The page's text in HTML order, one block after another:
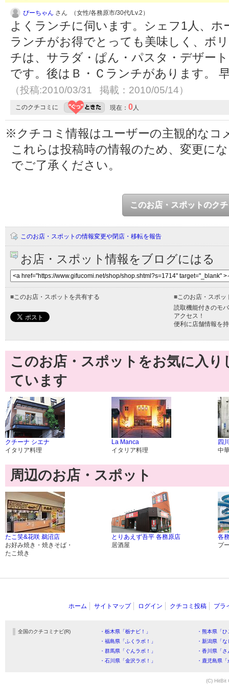
ぴーちゃん さん （女性/各務原市/30代/Lv.2）
よくランチに伺います。シェフ1人、
ランチがお得でとっても美味しく、ボ
チは、サラダ・ぱん・パスタ・デザー
です。後はＢ・Ｃランチがあります。
（投稿:2010/03/31 掲載：2010/05/14）
このクチコミに 現在： 0人
※クチコミ情報はユーザーの主観的なコ
これらは投稿時の情報のため、変更に
でご了承ください。
このお店・スポットのク
このお店・スポットの情報変更や閉店・移転を報告
お店・スポット情報をブログにはる
■このお店・スポットを共有する ■このお店・スポッ
読取機能付きのモ
アクセス！
便利に店舗情報を
このお店・スポットをお気に入
ています
クチーナ シエナ
イタリア料理
La Manca
イタリア料理
四
中
周辺のお店・スポット
たこ笑&花咲 鵜沼店
お好み焼き・焼きそば・
たこ焼き
とりあえず吾平 各務原店
居酒屋
各
プ
ホーム サイトマップ ログイン クチコミ投稿 プラ
全国のクチコミナビ(R) ・栃木県「栃ナビ！」
・熊本県「
・福島県「ふくラボ！」
・新潟県「
・群馬県「ぐんラボ！」
・香川県「
・石川県「金沢ラボ！」
・鹿児島県
(C) HitBit